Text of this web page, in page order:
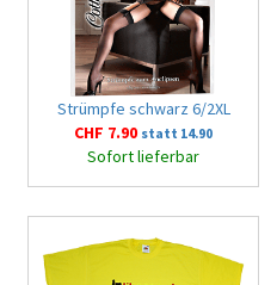
Strümpfe schwarz 6/2XL
CHF 7.90 statt 14.90
Sofort lieferbar